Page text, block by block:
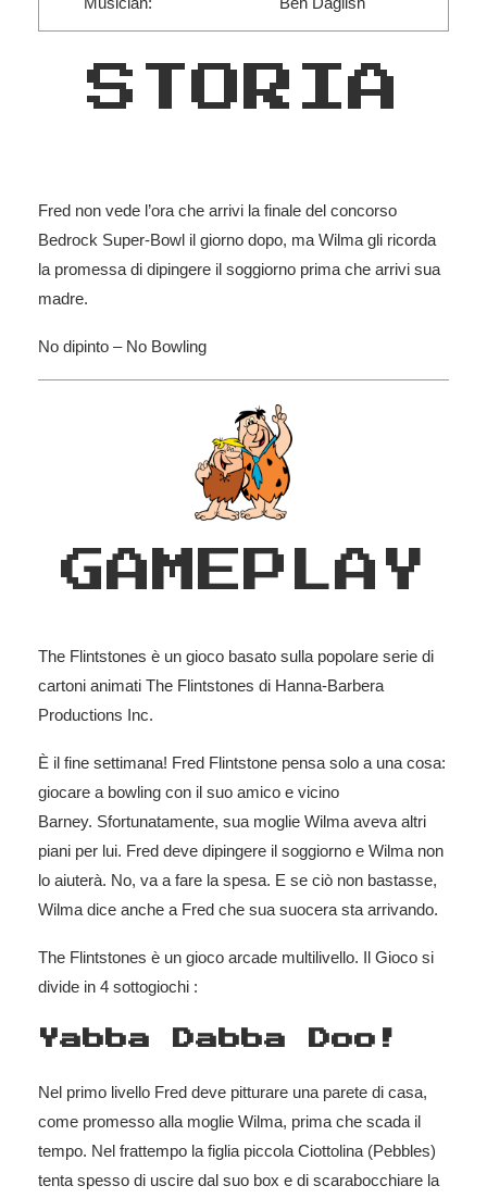
STORIA
Fred non vede l’ora che arrivi la finale del concorso
Bedrock Super-Bowl il giorno dopo, ma Wilma gli ricorda
la promessa di dipingere il soggiorno prima che arrivi sua
madre.
No dipinto – No Bowling
GAMEPLAY
The Flintstones è un gioco basato sulla popolare serie di
cartoni animati The Flintstones di Hanna-Barbera
Productions Inc.
È il fine settimana! Fred Flintstone pensa solo a una cosa:
giocare a bowling con il suo amico e vicino
Barney. Sfortunatamente, sua moglie Wilma aveva altri
piani per lui. Fred deve dipingere il soggiorno e Wilma non
lo aiuterà. No, va a fare la spesa. E se ciò non bastasse,
Wilma dice anche a Fred che sua suocera sta arrivando.
The Flintstones è un gioco arcade multilivello. Il Gioco si
divide in 4 sottogiochi :
Yabba Dabba Doo!
Nel primo livello Fred deve pitturare una parete di casa,
come promesso alla moglie Wilma, prima che scada il
tempo. Nel frattempo la figlia piccola Ciottolina (Pebbles)
tenta spesso di uscire dal suo box e di scarabocchiare la